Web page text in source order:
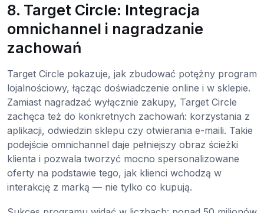
8. Target Circle: Integracja
omnichannel i nagradzanie
zachowań
Target Circle pokazuje, jak zbudować potężny program
lojalnościowy, łącząc doświadczenie online i w sklepie.
Zamiast nagradzać wyłącznie zakupy, Target Circle
zachęca też do konkretnych zachowań: korzystania z
aplikacji, odwiedzin sklepu czy otwierania e-maili. Takie
podejście omnichannel daje pełniejszy obraz ścieżki
klienta i pozwala tworzyć mocno spersonalizowane
oferty na podstawie tego, jak klienci wchodzą w
interakcję z marką — nie tylko co kupują.